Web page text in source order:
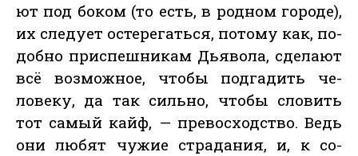
ют под бо­ком (то есть, в род­ном го­роде),
их сле­ду­ет ос­те­регать­ся, по­тому как, по­
доб­но прис­пешни­кам Дь­яво­ла, сде­ла­ют
всё воз­можное, что­бы под­га­дить че­
лове­ку, да так силь­но, что­бы сло­вить
тот са­мый кайф, — пре­вос­ходс­тво. Ведь
они лю­бят чу­жие стра­дания, и, к со­